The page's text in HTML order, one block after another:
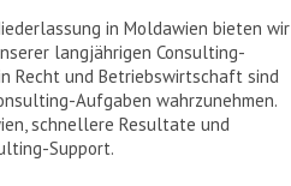
in Moldawien bieten wir
langjährigen Consulting-
Recht und Betriebswirtschaft sind
Aufgaben wahrzunehmen.
schnellere Resultate und
Support.